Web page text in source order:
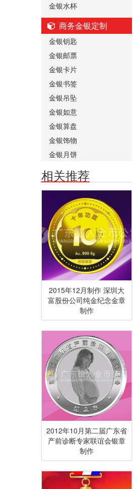
金银水杯
商务金银定制
金银钥匙
金银邮票
金银卡片
金银书签
金银吊坠
金银如意
金银算盘
金银饰物
金银月饼
相关推荐
2015年12月制作 深圳大
富股份公司纯金纪念金章
制作
2012年10月第二届广东省
产前诊断专家联谊会银章
制作